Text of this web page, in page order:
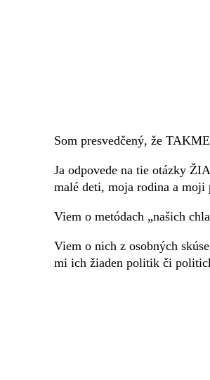
Som presvedčený, že
Ja odpovede na tie otázky
malé deti, moja rodina a moji
Viem o metódach „našich
Viem o nich z osobných
mi ich žiaden politik či